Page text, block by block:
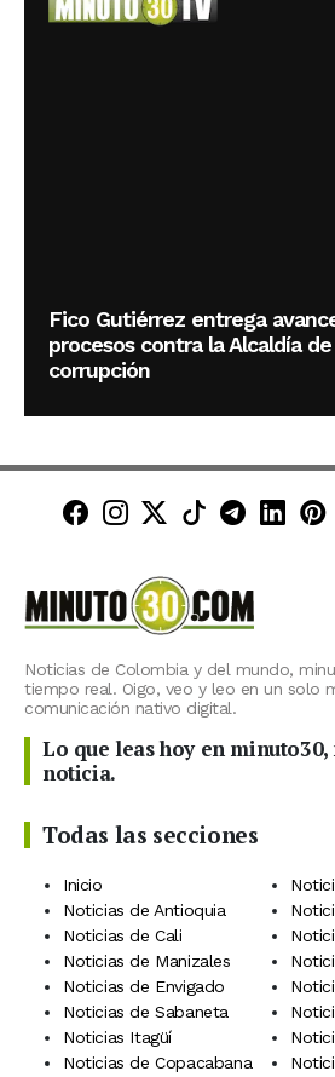
Fico Gutiérrez entrega
procesos contra la Alcaldía
corrupción
Minuto30 en
Minuto30 en
Minuto30 en
Minuto30
Canal
Noticias de Colombia y del mundo,
tiempo real. Oigo, veo y leo en un solo
comunicación nativo digital.
Lo que leas hoy en minuto30,
noticia.
Todas las secciones
Inicio
Noticias de Antioquia
Noticias de Cali
Noticias de Manizales
Noticias de Envigado
Noticias de Sabaneta
Noticias Itagüí
Noticias de Copacabana